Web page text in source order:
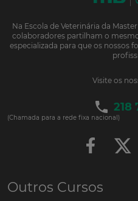
Na Escola de Veterinária da
colaboradores partilham o
especializada para que os nossos
Visite os
218
(Chamada para a rede fixa nacional)
Outros Cursos